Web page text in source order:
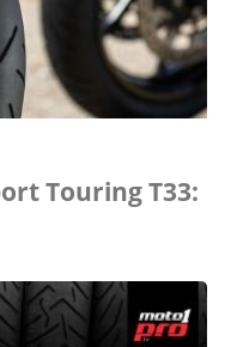
Touring T33: